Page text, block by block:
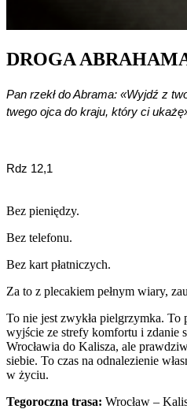
DROGA
Pan rzekł do Abrama: «Wyjdź z
twego ojca do kraju, który ci
Rdz 12,1
Bez pieniędzy.
Bez telefonu.
Bez kart płatniczych.
Za to z plecakiem pełnym wiary,
To nie jest zwykła pielgrzymka. To
wyjście ze strefy komfortu i zdanie
Wrocławia do Kalisza, ale
siebie. To czas na odnalezienie
w życiu.
Tegoroczna trasa: Wrocław –